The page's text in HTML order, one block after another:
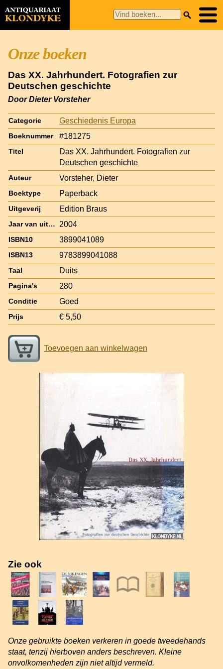
Onze boeken
Das XX. Jahrhundert. Fotografien zur
Deutschen geschichte
Door Dieter Vorsteher
Categorie Geschiedenis Europa
Boeknummer #181275
Titel
Das XX. Jahrhundert. Fotografien zur
Deutschen geschichte
Auteur Vorsteher, Dieter
Boektype Paperback
Uitgeverij Edition Braus
Jaar van uitgave 2004
ISBN10 3899041089
ISBN13 9783899041088
Taal Duits
Pagina's 280
Conditie Goed
Prijs € 5,50
Toevoegen aan winkelwagen
Zie ook
Onze gebruikte boeken verkeren in goede tweedehands
staat, tenzij hierboven anders beschreven. Kleine
onvolkomenheden zijn niet altijd vermeld.